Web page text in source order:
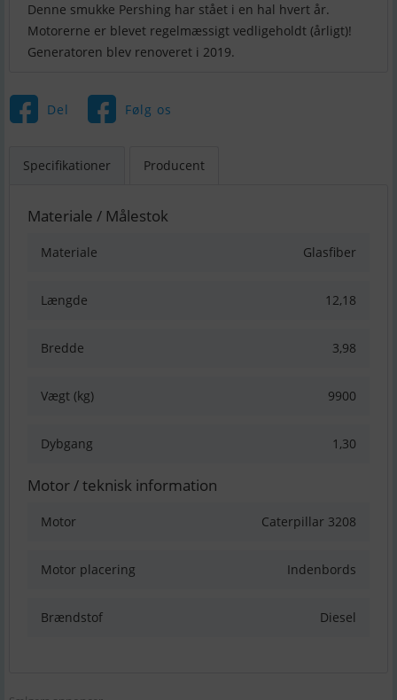
Denne smukke Pershing har stået i en hal hvert år.
Motorerne er blevet regelmæssigt vedligeholdt (årligt)!
Generatoren blev renoveret i 2019.
Del Følg os
Specifikationer Producent
Materiale / Målestok
Materiale Glasfiber
Længde 12,18
Bredde 3,98
Vægt (kg) 9900
Dybgang 1,30
Motor / teknisk information
Motor Caterpillar 3208
Motor placering Indenbords
Brændstof Diesel